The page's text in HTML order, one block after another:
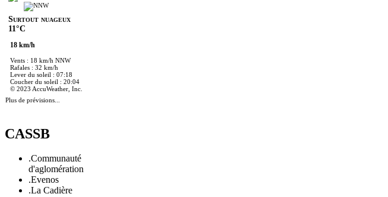
Surtout nuageux
11°C
18 km/h
Vents : 18 km/h NNW
Rafales : 32 km/h
Lever du soleil : 07:18
Coucher du soleil : 20:04
© 2023 AccuWeather, Inc.
Plus de prévisions...
CASSB
.Communauté
d'aglomération
.Evenos
.La Cadière